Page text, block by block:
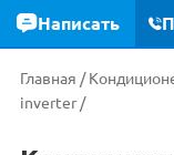
Главная /
inverter /
Написать